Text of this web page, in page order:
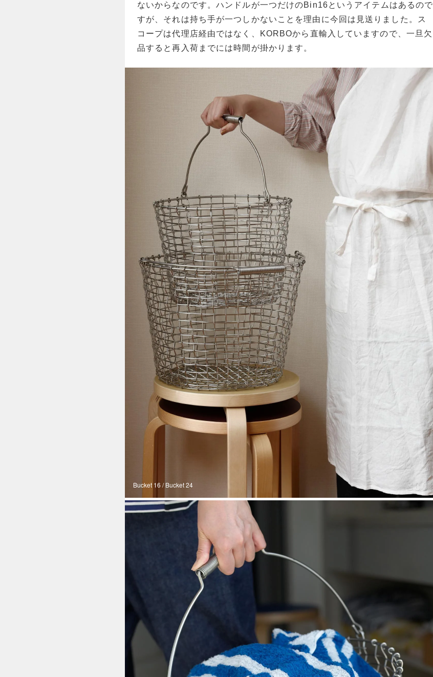
ないからなのです。ハンドルが一つだけのBin16というアイテムはあるので
すが、それは持ち手が一つしかないことを理由に今回は見送りました。ス
コープは代理店経由ではなく、KORBOから直輸入していますので、一旦欠
品すると再入荷までには時間が掛かります。
Bucket 16 / Bucket 24